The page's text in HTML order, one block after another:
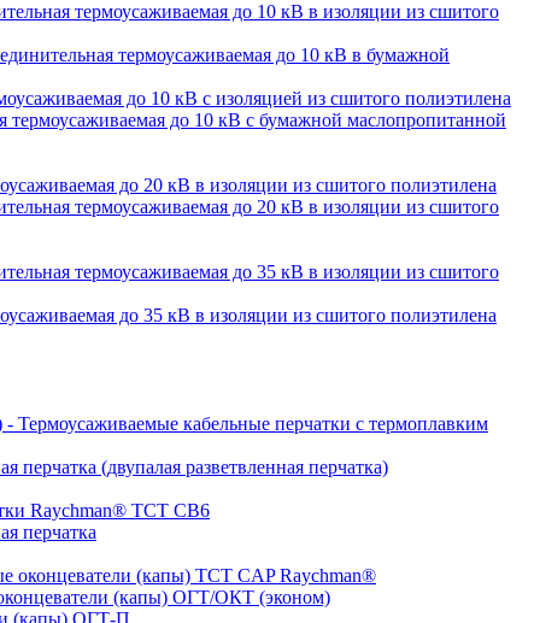
термоусаживаемая до 10 кВ в изоляции из сшитого
термоусаживаемая до 10 кВ в бумажной
до 10 кВ с изоляцией из сшитого полиэтилена
термоусаживаемая до 10 кВ с бумажной маслопропитанной
до 20 кВ в изоляции из сшитого полиэтилена
термоусаживаемая до 20 кВ в изоляции из сшитого
термоусаживаемая до 35 кВ в изоляции из сшитого
до 35 кВ в изоляции из сшитого полиэтилена
кабельные перчатки с термоплавким
перчатка (двупалая разветвленная перчатка)
Raychman® ТСТ СВ6
перчатка
оконцеватели (капы) ТCT CAP Raychman®
(капы) ОГТ/ОКТ (эконом)
(капы) ОГТ-П